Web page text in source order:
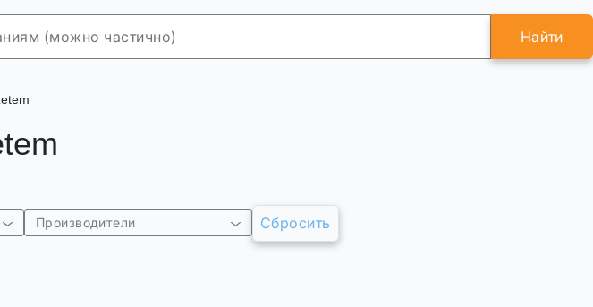
Найти
Производители Сбросить